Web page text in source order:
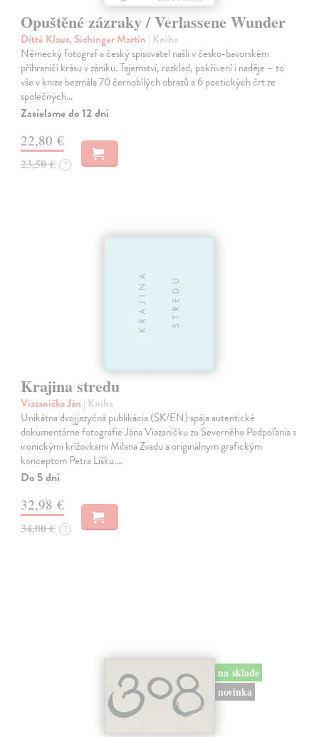
Opuštěné zázraky / Verlassene Wunder
Ditté Klaus, Sichinger Martin | Kniha
Německý fotograf a český spisovatel našli v česko-bavorském
příhraničí krásu v zániku. Tajemství, rozklad, pokřivení i naděje – to
vše v knize bezmála 70 černobílých obrazů a 6 poetických črt ze
společných…
Zasielame do 12 dní
22,80 €
23,50 € ?
Krajina stredu
Viazanička Ján | Kniha
Unikátna dvojjazyčná publikácia (SK/EN) spája autentické
dokumentárne fotografie Jána Viazaničku zo Severného Podpoľania s
ironickými krížovkami Milana Zvadu a originálnym grafickým
konceptom Petra Lišku.…
Do 5 dní
32,98 €
34,00 € ?
na sklade
novinka